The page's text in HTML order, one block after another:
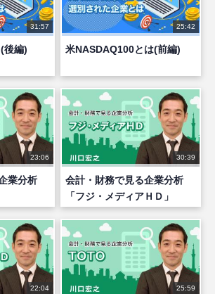
31:57
後編)
25:42
米NASDAQ100とは(前編)
23:06
業分析
30:39
会計・財務で見る企業分析
「フジ・メディアＨＤ」
22:04 25:59